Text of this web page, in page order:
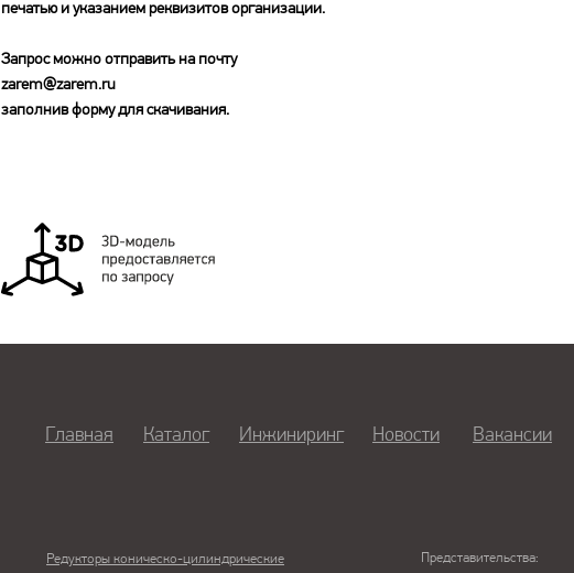
печатью и указанием реквизитов организации.
Запрос можно отправить на почту
zarem@zarem.ru
заполнив форму для скачивания.
Каталог Инжиниринг
Главная Новости
Вакансии
Редукторы коническо-цилиндрические Представительства: